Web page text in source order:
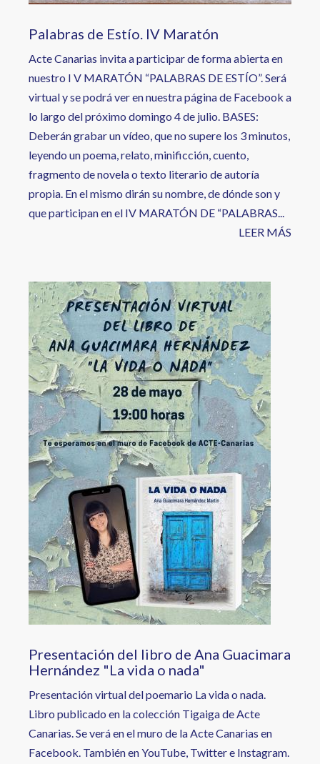
Palabras de Estío. IV Maratón
Acte Canarias invita a participar de forma abierta en
nuestro I V MARATÓN “PALABRAS DE ESTÍO”. Será
virtual y se podrá ver en nuestra página de Facebook a
lo largo del próximo domingo 4 de julio. BASES:
Deberán grabar un vídeo, que no supere los 3 minutos,
leyendo un poema, relato, minificción, cuento,
fragmento de novela o texto literario de autoría
propia. En el mismo dirán su nombre, de dónde son y
que participan en el IV MARATÓN DE “PALABRAS...
LEER MÁS
Image
Presentación del libro de Ana Guacimara
Hernández "La vida o nada"
Presentación virtual del poemario La vida o nada.
Libro publicado en la colección Tigaiga de Acte
Canarias. Se verá en el muro de la Acte Canarias en
Facebook. También en YouTube, Twitter e Instagram.